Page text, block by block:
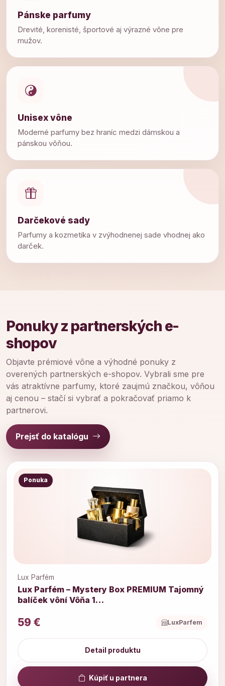
Pánske parfumy
Drevité, korenisté, športové aj výrazné vône pre
mužov.
Unisex vône
Moderné parfumy bez hraníc medzi dámskou a
pánskou vôňou.
Darčekové sady
Parfumy a kozmetika v zvýhodnenej sade vhodnej ako
darček.
Ponuky z partnerských e-
shopov
Objavte prémiové vône a výhodné ponuky z
overených partnerských e-shopov. Vybrali sme pre
vás atraktívne parfumy, ktoré zaujmú značkou, vôňou
aj cenou – stačí si vybrať a pokračovať priamo k
partnerovi.
Prejsť do katalógu
Ponuka
Lux Parfém
Lux Parfém – Mystery Box PREMIUM Tajomný
balíček vôní Vôňa 1…
59 € LuxParfem
Detail produktu
Kúpiť u partnera